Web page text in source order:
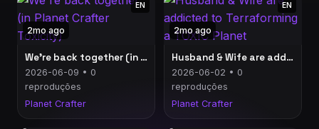
2mo ago
EN
We're back together (in Planet Crafter Toxicity)
2026-06-09 • 0
reproduções
Planet Crafter
2mo ago
EN
Husband & Wife are addicted to Terraforming a TOXIC Planet
2026-06-02 • 0
reproduções
Planet Crafter